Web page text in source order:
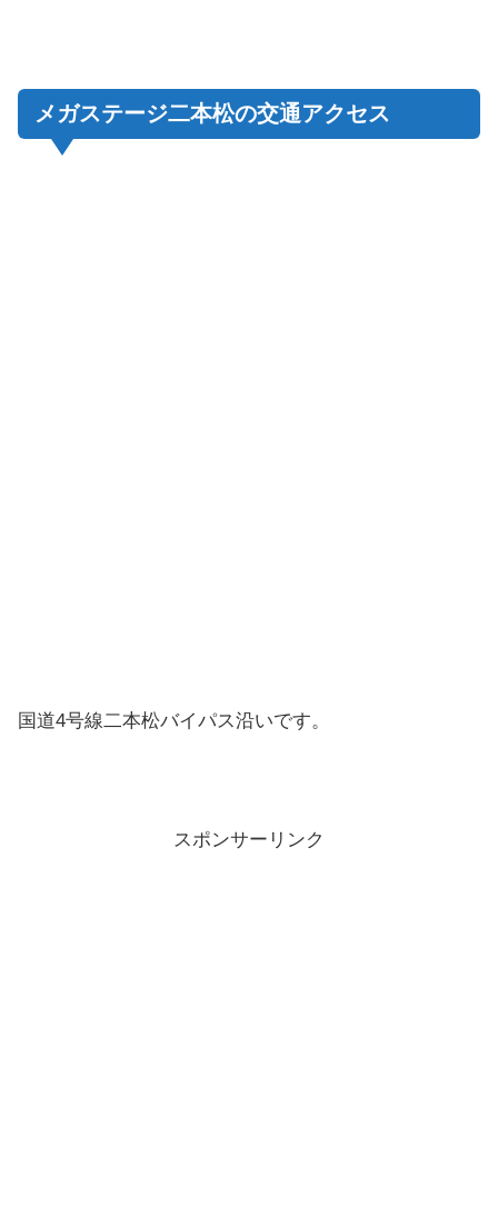
メガステージ二本松の交通アクセス
国道4号線二本松バイパス沿いです。
スポンサーリンク